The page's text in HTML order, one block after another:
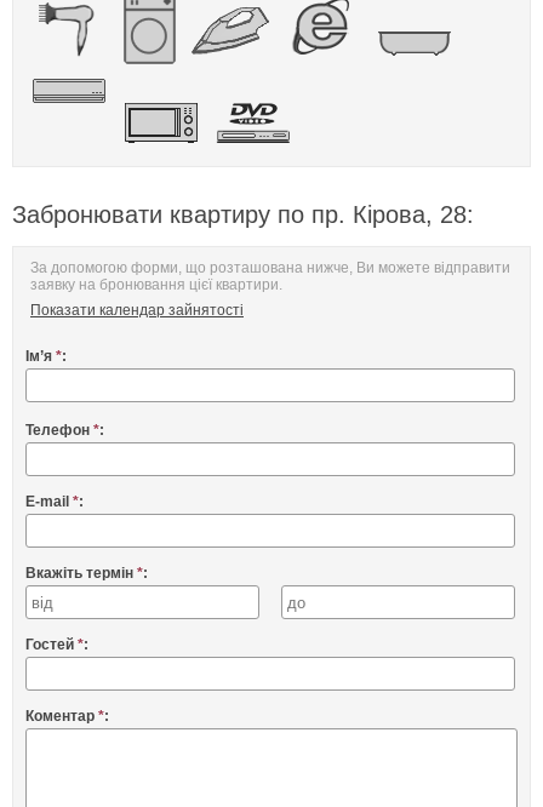
Забронювати квартиру по пр. Кірова, 28:
За допомогою форми, що розташована нижче, Ви можете відправити
заявку на бронювання цієї квартири.
Показати календар зайнятості
Ім’я *:
Телефон *:
E-mail *:
Вкажіть термін *:
Гостей *:
Коментар *: